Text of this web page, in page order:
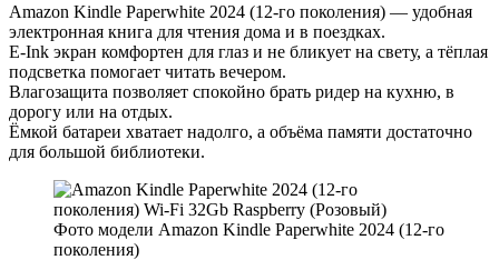
Amazon Kindle Paperwhite 2024 (12-го поколения) — удобная
электронная книга для чтения дома и в поездках.
E-Ink экран комфортен для глаз и не бликует на свету, а тёплая
подсветка помогает читать вечером.
Влагозащита позволяет спокойно брать ридер на кухню, в
дорогу или на отдых.
Ёмкой батареи хватает надолго, а объёма памяти достаточно
для большой библиотеки.
Фото модели Amazon Kindle Paperwhite 2024 (12-го
поколения)